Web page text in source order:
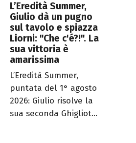
L’Eredità Summer,
Giulio dà un pugno
sul tavolo e spiazza
Liorni: "Che c'é?!". La
sua vittoria è
amarissima
L’Eredità Summer,
puntata del 1° agosto
2026: Giulio risolve la
sua seconda Ghigliot...